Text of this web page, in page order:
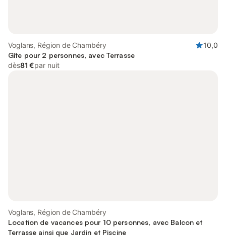
Voglans, Région de Chambéry
10,0
Gîte pour 2 personnes, avec Terrasse
dès81 €par nuit
Voglans, Région de Chambéry
Location de vacances pour 10 personnes, avec Balcon et
Terrasse ainsi que Jardin et Piscine